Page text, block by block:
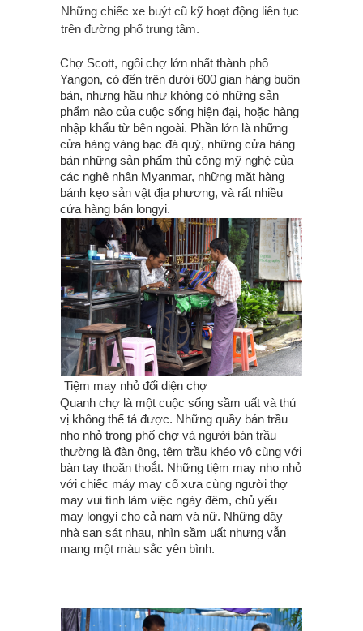
Những chiếc xe buýt cũ kỹ hoạt động liên tục
trên đường phố trung tâm.
Chợ Scott, ngôi chợ lớn nhất thành phố
Yangon, có đến trên dưới 600 gian hàng buôn
bán, nhưng hầu như không có những sản
phẩm nào của cuộc sống hiện đại, hoặc hàng
nhập khẩu từ bên ngoài. Phần lớn là những
cửa hàng vàng bạc đá quý, những cửa hàng
bán những sản phẩm thủ công mỹ nghệ của
các nghệ nhân Myanmar, những mặt hàng
bánh kẹo sản vật địa phương, và rất nhiều
cửa hàng bán longyi.
Tiệm may nhỏ đối diện chợ
Quanh chợ là một cuộc sống sầm uất và thú
vị không thể tả được. Những quầy bán trầu
nho nhỏ trong phố chợ và người bán trầu
thường là đàn ông, têm trầu khéo vô cùng với
bàn tay thoăn thoắt. Những tiệm may nho nhỏ
với chiếc máy may cổ xưa cùng người thợ
may vui tính làm việc ngày đêm, chủ yếu
may longyi cho cả nam và nữ. Những dãy
nhà san sát nhau, nhìn sầm uất nhưng vẫn
mang một màu sắc yên bình.